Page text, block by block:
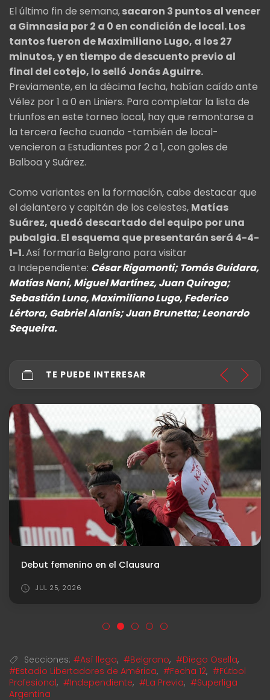
El último fin de semana,sacaron 3 puntos al vencer
a Gimnasia por 2 a 0 en condición de local. Los
tantos fueron de Maximiliano Lugo, a los 27
minutos, y en tiempo de descuento previo al
final del cotejo, lo selló Jonás Aguirre.
Previamente, en la décima fecha, habían caído ante
Vélez por 1 a 0 en Liniers. Para completar la lista de
triunfos en este torneo local, hay que remontarse a
la tercera fecha cuando -también de local-
vencieron a Estudiantes por 2 a 1, con goles de
Balboa y Suárez.
Como variantes en la formación, cabe destacar que
el delantero y capitán de los celestes, Matías
Suárez, quedó descartado del equipo por una
pubalgia. El esquema que presentarán será 4-4-
1-1.Así formaría Belgrano para visitar
a Independiente: César Rigamonti; Tomás Guidara,
Matías Nani, Miguel Martínez, Juan Quiroga;
Sebastián Luna, Maximiliano Lugo, Federico
Lértora, Gabriel Alanís; Juan Brunetta; Leonardo
Sequeira.
TE PUEDE INTERESAR
Debut femenino en el Clausura
JUL 25, 2026
Secciones: #Así llega, #Belgrano, #Diego Osella,
#Estadio Libertadores de América, #Fecha 12, #Fútbol
Profesional, #Independiente, #La Previa, #Superliga
Argentina